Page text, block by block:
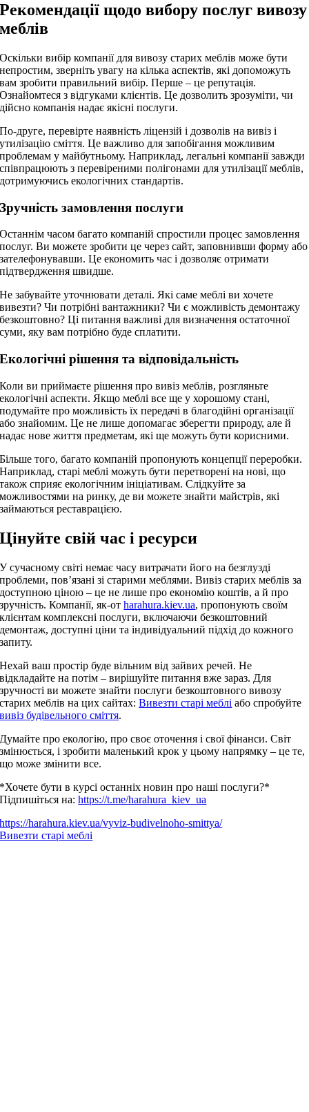
Рекомендації щодо вибору послуг вивозу
меблів
Оскільки вибір компанії для вивозу старих меблів може бути
непростим, зверніть увагу на кілька аспектів, які допоможуть
вам зробити правильний вибір. Перше – це репутація.
Ознайомтеся з відгуками клієнтів. Це дозволить зрозуміти, чи
дійсно компанія надає якісні послуги.
По-друге, перевірте наявність ліцензій і дозволів на вивіз і
утилізацію сміття. Це важливо для запобігання можливим
проблемам у майбутньому. Наприклад, легальні компанії завжди
співпрацюють з перевіреними полігонами для утилізації меблів,
дотримуючись екологічних стандартів.
Зручність замовлення послуги
Останнім часом багато компаній спростили процес замовлення
послуг. Ви можете зробити це через сайт, заповнивши форму або
зателефонувавши. Це економить час і дозволяє отримати
підтвердження швидше.
Не забувайте уточнювати деталі. Які саме меблі ви хочете
вивезти? Чи потрібні вантажники? Чи є можливість демонтажу
безкоштовно? Ці питання важливі для визначення остаточної
суми, яку вам потрібно буде сплатити.
Екологічні рішення та відповідальність
Коли ви приймаєте рішення про вивіз меблів, розгляньте
екологічні аспекти. Якщо меблі все ще у хорошому стані,
подумайте про можливість їх передачі в благодійні організації
або знайомим. Це не лише допомагає зберегти природу, але й
надає нове життя предметам, які ще можуть бути корисними.
Більше того, багато компаній пропонують концепції переробки.
Наприклад, старі меблі можуть бути перетворені на нові, що
також сприяє екологічним ініціативам. Слідкуйте за
можливостями на ринку, де ви можете знайти майстрів, які
займаються реставрацією.
Цінуйте свій час і ресурси
У сучасному світі немає часу витрачати його на безглузді
проблеми, пов’язані зі старими меблями. Вивіз старих меблів за
доступною ціною – це не лише про економію коштів, а й про
зручність. Компанії, як-отharahura.kiev.ua, пропонують своїм
клієнтам комплексні послуги, включаючи безкоштовний
демонтаж, доступні ціни та індивідуальний підхід до кожного
запиту.
Нехай ваш простір буде вільним від зайвих речей. Не
відкладайте на потім – вирішуйте питання вже зараз. Для
зручності ви можете знайти послуги безкоштовного вивозу
старих меблів на цих сайтах:Вивезти старі меблі або спробуйте
вивіз будівельного сміття.
Думайте про екологію, про своє оточення і свої фінанси. Світ
змінюється, і зробити маленький крок у цьому напрямку – це те,
що може змінити все.
*Хочете бути в курсі останніх новин про наші послуги?*
Підпишіться на:https://t.me/harahura_kiev_ua
https://harahura.kiev.ua/vyviz-budivelnoho-smittya/
Вивезти старі меблі